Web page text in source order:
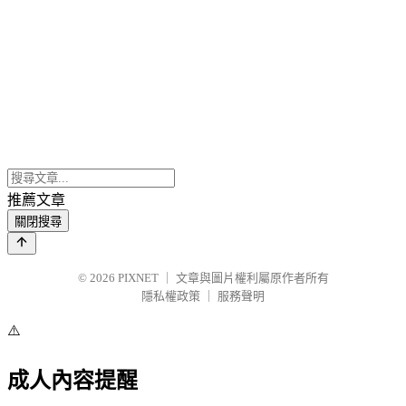
推薦文章
關閉搜尋
© 2026 PIXNET
文章與圖片權利屬原作者所有
隱私權政策
服務聲明
⚠️
成人內容提醒